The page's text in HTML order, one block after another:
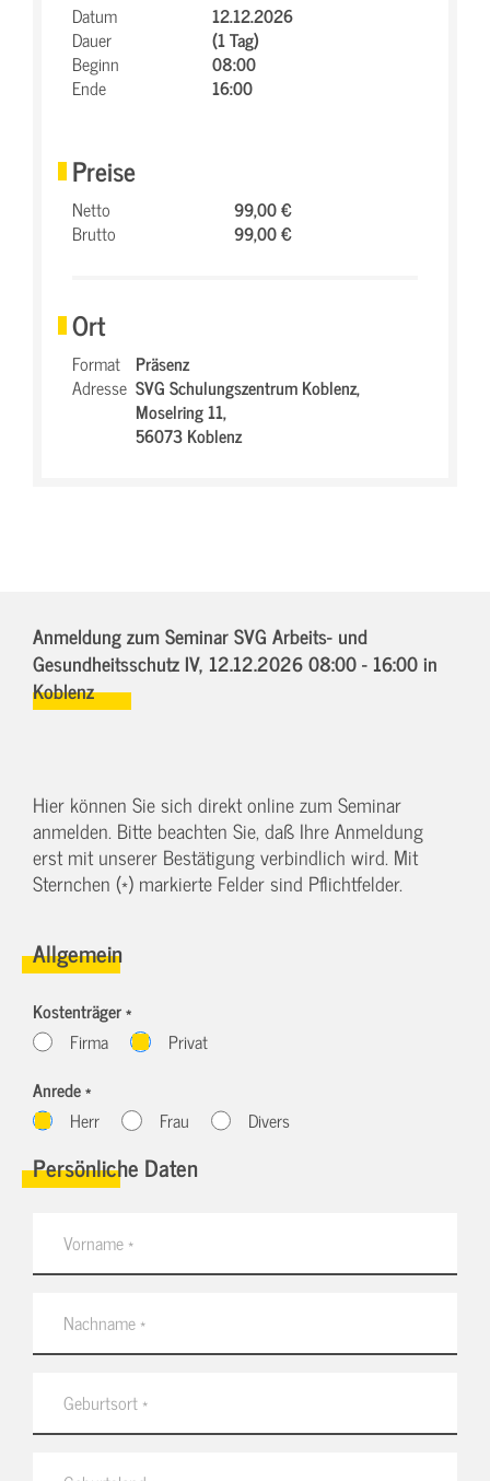
Datum
12.12.2026
Dauer
(1 Tag)
Beginn
08:00
Ende
16:00
Preise
Netto
99,00 €
Brutto
99,00 €
Ort
Format Präsenz
Adresse SVG Schulungszentrum Koblenz,
Moselring 11,
56073 Koblenz
Anmeldung zum Seminar SVG Arbeits- und
Gesundheitsschutz IV, 12.12.2026 08:00 - 16:00in
Koblenz
Hier können Sie sich direkt online zum Seminar
anmelden. Bitte beachten Sie, daß Ihre Anmeldung
erst mit unserer Bestätigung verbindlich wird. Mit
Sternchen (*) markierte Felder sind Pflichtfelder.
Allgemein
Kostenträger *
Firma
Privat
Anrede *
Herr
Frau Divers
Persönliche Daten